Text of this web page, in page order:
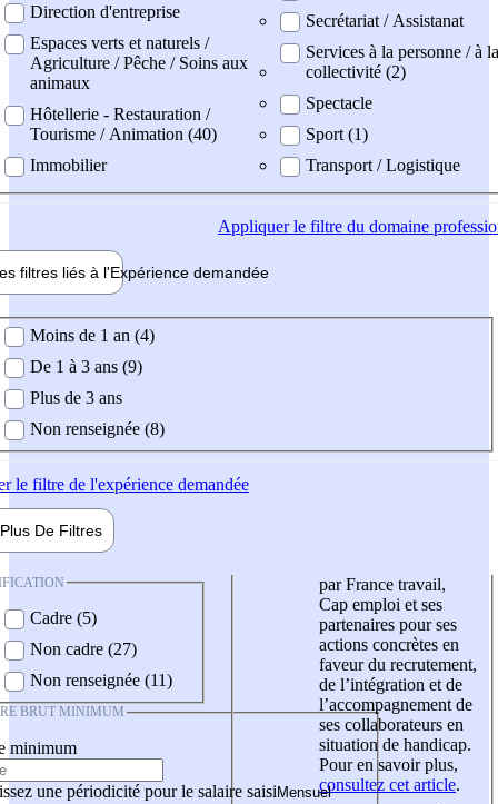
Direction d'entreprise
Espaces verts et naturels /
Agriculture / Pêche / Soins aux
animaux
Hôtellerie - Restauration /
Tourisme / Animation (40)
Immobilier
Secrétariat / Assistanat
Services à la personne / à la
collectivité (2)
Spectacle
Sport (1)
Transport / Logistique
Appliquerle filtre du domaine
filtres liés à l'Expérience demandée
demandée
Moins de 1 an (4)
De 1 à 3 ans (9)
Plus de 3 ans
Non renseignée (8)
le filtre de l'expérience demandée
Plus De Filtres
Cadre (5)
Non cadre (27)
Non renseignée (11)
BRUT MINIMUM
minimum
une périodicité pour le salaire saisi
par France travail,
Cap emploi et ses
partenaires pour ses
actions concrètes en
faveur du recrutement,
de l’intégration et de
l’accompagnement de
ses collaborateurs en
situation de handicap.
Pour en savoir plus,
consultez cet article.